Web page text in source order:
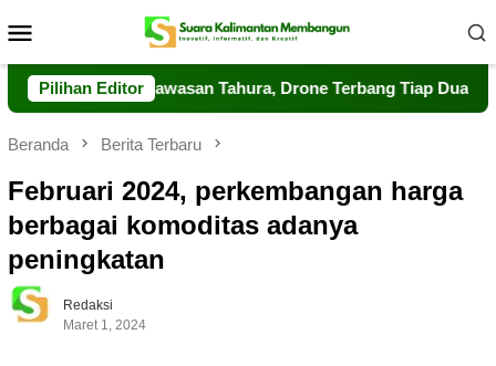
ke
Mobile
Pilihan Editor
Pengawasan Tahura, Drone Terbang Tiap Dua Jam
Beranda Berita Terbaru
Februari 2024, perkembangan harga
berbagai komoditas adanya
peningkatan
Redaksi
Maret 1, 2024